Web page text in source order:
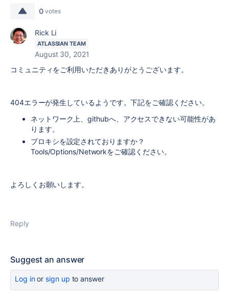
0 votes
Rick Li
ATLASSIAN TEAM
August 30, 2021
コミュニティをご利用いただきありがとうございます。
404エラーが発生しているようです。下記をご確認ください。
ネットワーク上、githubへ、アクセスできない可能性があ
ります。
プロキシを設定されておりますか？
Tools/Options/Networkをご確認ください。
よろしくお願いします。
Reply
Suggest an answer
Log inor sign up to answer